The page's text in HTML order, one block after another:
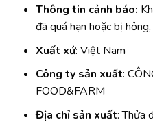
Thông tin cảnh báo:
đã quá hạn hoặc bị
Xuất xứ: Việt Nam
Công ty sản xuất:
FOOD&FARM
Địa chỉ sản xuất: Thửa